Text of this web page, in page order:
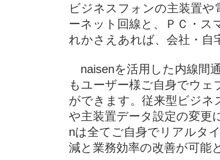
ビジネスフォンの主装置
ーネット回線と、ＰＣ・ス
れかさえあれば、会社・自
naisenを活用した内線間
もユーザー様ご自身でウ
ができます。従来型ビジ
や主装置データ設定の変更
nは全てご自身でリアルタ
減と業務効率の改善が可能